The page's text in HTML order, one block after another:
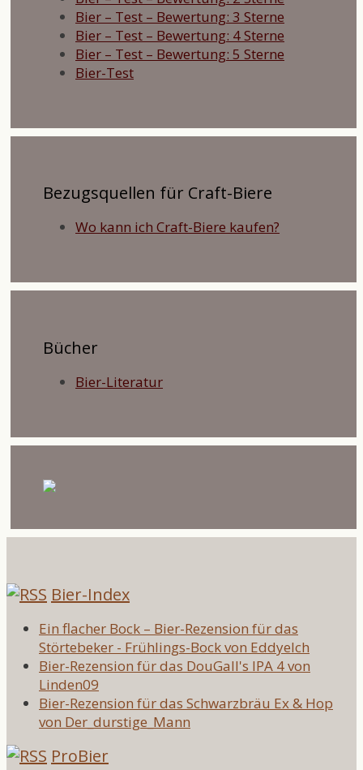
Bier – Test – Bewertung: 3 Sterne
Bier – Test – Bewertung: 4 Sterne
Bier – Test – Bewertung: 5 Sterne
Bier-Test
Bezugsquellen für Craft-Biere
Wo kann ich Craft-Biere kaufen?
Bücher
Bier-Literatur
Bier-Index
Ein flacher Bock – Bier-Rezension für das
Störtebeker - Frühlings-Bock von Eddyelch
Bier-Rezension für das DouGall's IPA 4 von
Linden09
Bier-Rezension für das Schwarzbräu Ex & Hop
von Der_durstige_Mann
ProBier